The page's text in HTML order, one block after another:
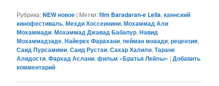
Рубрика:NEW новое | Метки:film Baradaran-e Leila,каннский
кинофестиваль,Мехди Хоссеинини,Мохаммад Али
Мохаммади,Мохаммад Джавад Бабапур,Навид
Мохаммадзаде,Найерех Фарахани,пейман моаади,рецензия,
Саид Пурсамими,Саид Рустаи,Сахар Халили,Таране
Алидости,Фархад Аслани,фильм «Братья Лейлы» |Добавить
комментарий